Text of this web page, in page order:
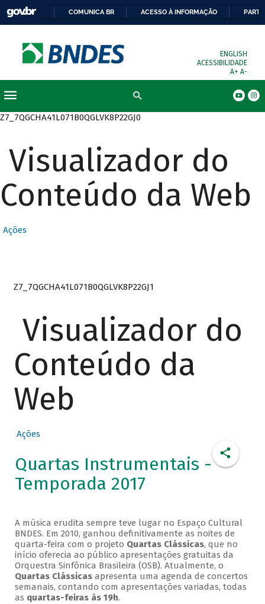
COMUNICA BR ACESSO À INFORMAÇÃO
ENGLISH
ACESSIBILIDADE
A+ A-
Z7_7QGCHA41L071B0QGLVK8P22GJ0
Visualizador do
Conteúdo da Web
Ações
Z7_7QGCHA41L071B0QGLVK8P22GJ1
Visualizador do
Conteúdo da
Web
Ações
Quartas Instrumentais -
Temporada 2017
A música erudita sempre teve lugar no Espaço Cultural
BNDES. Em 2010, ganhou definitivamente as noites de
quarta-feira com o projeto Quartas Clássicas, que no
início oferecia ao público apresentações gratuitas da
Orquestra Sinfônica Brasileira (OSB). Atualmente, o
Quartas Clássicasapresenta uma agenda de concertos
semanais, contando com apresentações variadas, todas
as quartas-feiras às 19h.